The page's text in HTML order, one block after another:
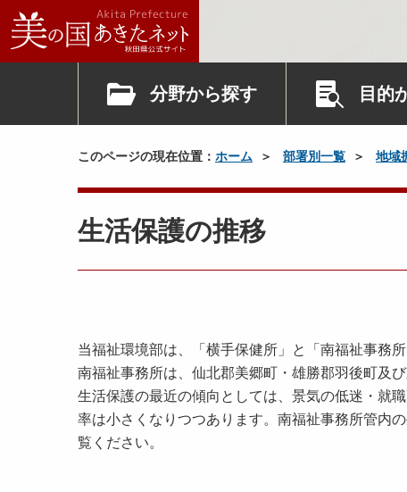
分野から探す 目的
このページの現在位置： ホーム 部署別一覧 地域
生活保護の推移
当福祉環境部は、「横手保健所」と「南福祉事務所
南福祉事務所は、仙北郡美郷町・雄勝郡羽後町及
生活保護の最近の傾向としては、景気の低迷・就
率は小さくなりつつあります。南福祉事務所管内
覧ください。